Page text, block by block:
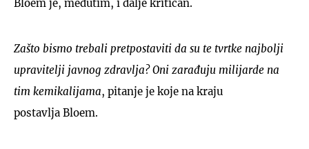
Bloem je, međutim, i dalje kritičan.
Zašto bismo trebali pretpostaviti da su te tvrtke najbolji
upravitelji javnog zdravlja? Oni zarađuju milijarde na
tim kemikalijama, pitanje je koje na kraju
postavlja Bloem.